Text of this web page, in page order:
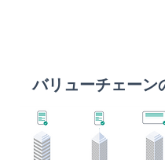
バリューチェーン